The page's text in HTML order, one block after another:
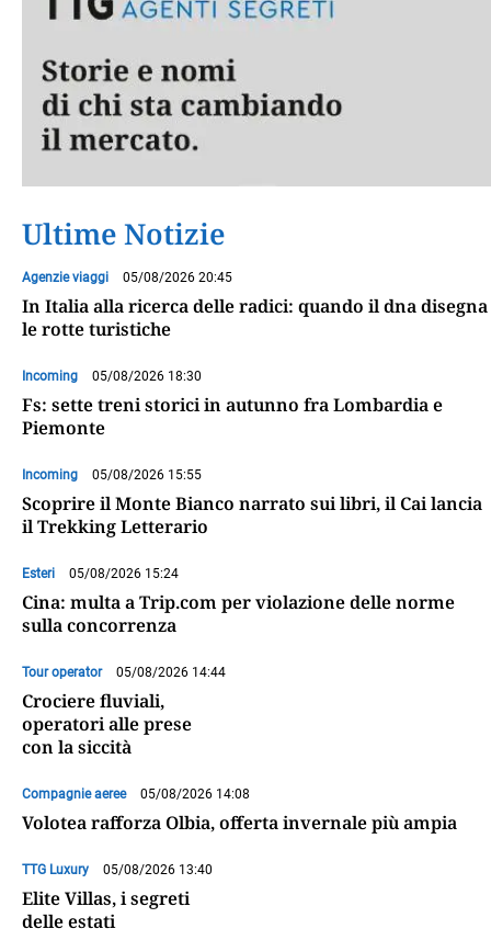
Ultime Notizie
Agenzie viaggi 05/08/2026 20:45
In Italia alla ricerca delle radici: quando il dna disegna
le rotte turistiche
Incoming 05/08/2026 18:30
Fs: sette treni storici in autunno fra Lombardia e
Piemonte
Incoming 05/08/2026 15:55
Scoprire il Monte Bianco narrato sui libri, il Cai lancia
il Trekking Letterario
Esteri 05/08/2026 15:24
Cina: multa a Trip.com per violazione delle norme
sulla concorrenza
Tour operator 05/08/2026 14:44
Crociere fluviali,
operatori alle prese
con la siccità
Compagnie aeree 05/08/2026 14:08
Volotea rafforza Olbia, offerta invernale più ampia
TTG Luxury 05/08/2026 13:40
Elite Villas, i segreti
delle estati